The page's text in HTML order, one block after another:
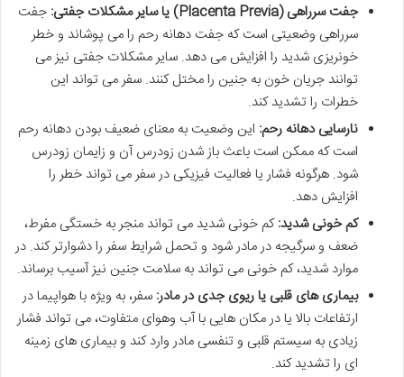
جفت سرراهی (Placenta Previa) یا سایر مشکلات جفتی:
جفت
سرراهی وضعیتی است که جفت دهانه رحم را می پوشاند و خطر
خونریزی شدید را افزایش می دهد. سایر مشکلات جفتی نیز می
توانند جریان خون به جنین را مختل کنند. سفر می تواند این
خطرات را تشدید کند.
نارسایی دهانه رحم: این وضعیت به معنای ضعیف بودن دهانه رحم
است که ممکن است باعث باز شدن زودرس آن و زایمان زودرس
شود. هرگونه فشار یا فعالیت فیزیکی در سفر می تواند خطر را
افزایش دهد.
کم خونی شدید:کم خونی شدید می تواند منجر به خستگی مفرط،
ضعف و سرگیجه در مادر شود و تحمل شرایط سفر را دشوارتر کند. در
موارد شدید، کم خونی می تواند به سلامت جنین نیز آسیب برساند.
بیماری های قلبی یا ریوی جدی در مادر: سفر، به ویژه با هواپیما در
ارتفاعات بالا یا در مکان هایی با آب وهوای متفاوت، می تواند فشار
زیادی به سیستم قلبی و تنفسی مادر وارد کند و بیماری های زمینه
ای را تشدید کند.